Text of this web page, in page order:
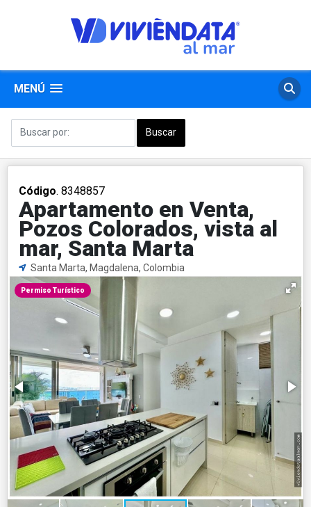
MENÚ
Código. 8348857
Apartamento en Venta,
Pozos Colorados, vista al
mar, Santa Marta
Santa Marta, Magdalena, Colombia
Permiso Turístico